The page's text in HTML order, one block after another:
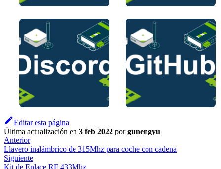
Editar esta página
Última actualización en 3 feb 2022 porgunengyu
Anterior
Llavero inalámbrico de 315Mhz para coche con cadena
Siguiente
Kit de Enlace RF 433Mhz